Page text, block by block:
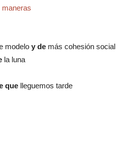
maneras
modelo y demás cohesión social
la luna
quelleguemos tarde